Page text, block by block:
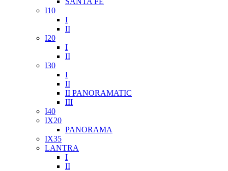
I10
I
II
I20
I
II
I30
I
II
II PANORAMATIC
III
I40
IX20
PANORAMA
IX35
LANTRA
I
II